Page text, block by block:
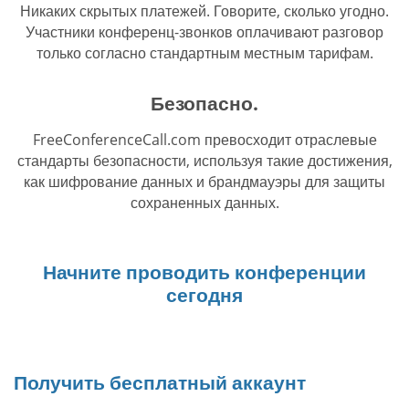
Никаких скрытых платежей. Говорите, сколько угодно.
Участники конференц-звонков оплачивают разговор
только согласно стандартным местным тарифам.
Безопасно.
FreeConferenceCall.com превосходит отраслевые
стандарты безопасности, используя такие достижения,
как шифрование данных и брандмауэры для защиты
сохраненных данных.
Начните проводить конференции
сегодня
Получить бесплатный аккаунт